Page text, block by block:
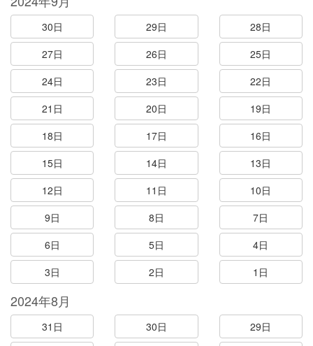
30日 29日
28日
27日
26日
25日
24日
23日
22日
21日
20日
19日
18日
17日
16日
15日
14日
13日
12日
11日
10日
9日
8日
7日
6日
5日
4日
3日
2日 1日
2024年8月
31日 30日
29日